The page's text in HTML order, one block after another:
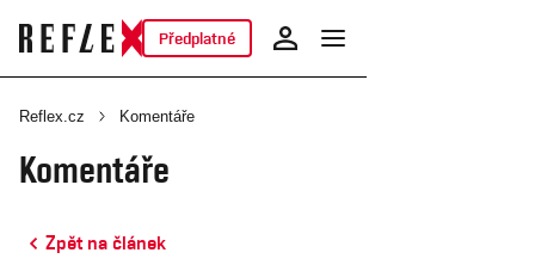
Předplatné
Reflex.cz Komentáře
Komentáře
Zpět na článek